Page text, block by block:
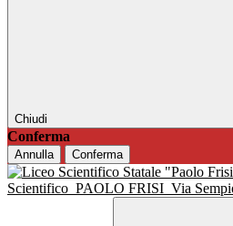
Chiudi
Conferma
Annulla Conferma
Scientifico PAOLO FRISI Via